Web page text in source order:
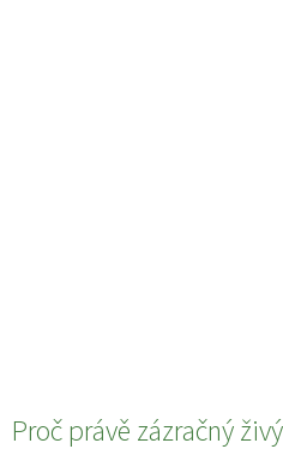
Proč právě zázračný